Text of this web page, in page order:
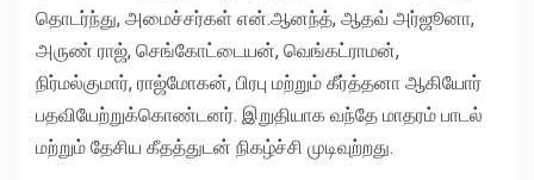
தொடர்ந்து, அமைச்சர்கள் என்.ஆனந்த், ஆதவ் அர்ஜூனா,
அருண் ராஜ், செங்கோட்டையன், வெங்கட்ராமன்,
நிர்மல்குமார், ராஜ்மோகன், பிரபு மற்றும் கீர்த்தனா ஆகியோர்
பதவியேற்றுக்கொண்டனர். இறுதியாக வந்தே மாதரம் பாடல்
மற்றும் தேசிய கீதத்துடன் நிகழ்ச்சி முடிவுற்றது.